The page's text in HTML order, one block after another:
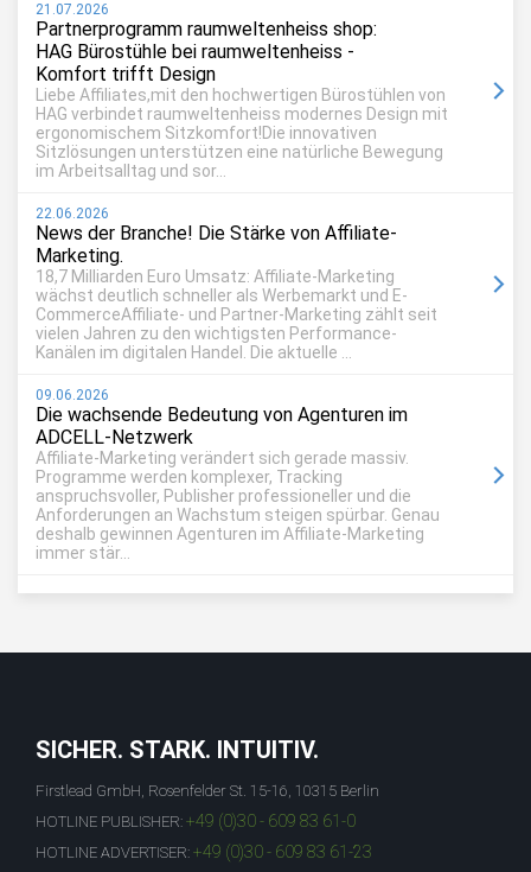
21.07.2026
Partnerprogramm raumweltenheiss shop:
HAG Bürostühle bei raumweltenheiss -
Komfort trifft Design
Liebe Affiliates,mit den hochwertigen Bürostühlen von
HAG verbindet raumweltenheiss modernes Design mit
ergonomischem Sitzkomfort!Die innovativen
Sitzlösungen unterstützen eine natürliche Bewegung
im Arbeitsalltag und sor...
22.06.2026
News der Branche! Die Stärke von Affiliate-
Marketing.
18,7 Milliarden Euro Umsatz: Affiliate-Marketing
wächst deutlich schneller als Werbemarkt und E-
CommerceAffiliate- und Partner-Marketing zählt seit
vielen Jahren zu den wichtigsten Performance-
Kanälen im digitalen Handel. Die aktuelle ...
09.06.2026
Die wachsende Bedeutung von Agenturen im
ADCELL-Netzwerk
Affiliate-Marketing verändert sich gerade massiv.
Programme werden komplexer, Tracking
anspruchsvoller, Publisher professioneller und die
Anforderungen an Wachstum steigen spürbar. Genau
deshalb gewinnen Agenturen im Affiliate-Marketing
immer stär...
SICHER. STARK. INTUITIV.
Firstlead GmbH, Rosenfelder St. 15-16, 10315 Berlin
HOTLINE PUBLISHER: +49 (0)30 - 609 83 61-0
HOTLINE ADVERTISER: +49 (0)30 - 609 83 61-23